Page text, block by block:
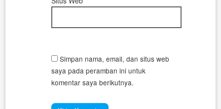
Simpan nama, email, dan situs web
saya pada peramban ini untuk
komentar saya berikutnya.